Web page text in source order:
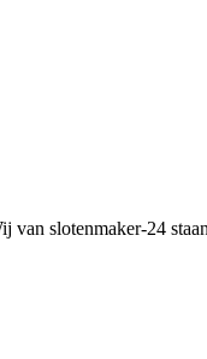
slotenmaker-24